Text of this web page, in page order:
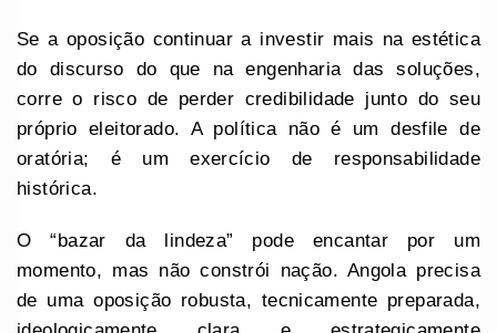
Se a oposição continuar a investir mais na estética
do discurso do que na engenharia das soluções,
corre o risco de perder credibilidade junto do seu
próprio eleitorado. A política não é um desfile de
oratória; é um exercício de responsabilidade
histórica.
O “bazar da lindeza” pode encantar por um
momento, mas não constrói nação. Angola precisa
de uma oposição robusta, tecnicamente preparada,